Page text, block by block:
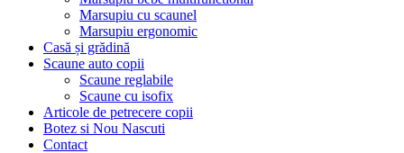
Marsupiu cu scaunel
Marsupiu ergonomic
Casă și grădină
Scaune auto copii
Scaune reglabile
Scaune cu isofix
Articole de petrecere copii
Botez si Nou Nascuti
Contact